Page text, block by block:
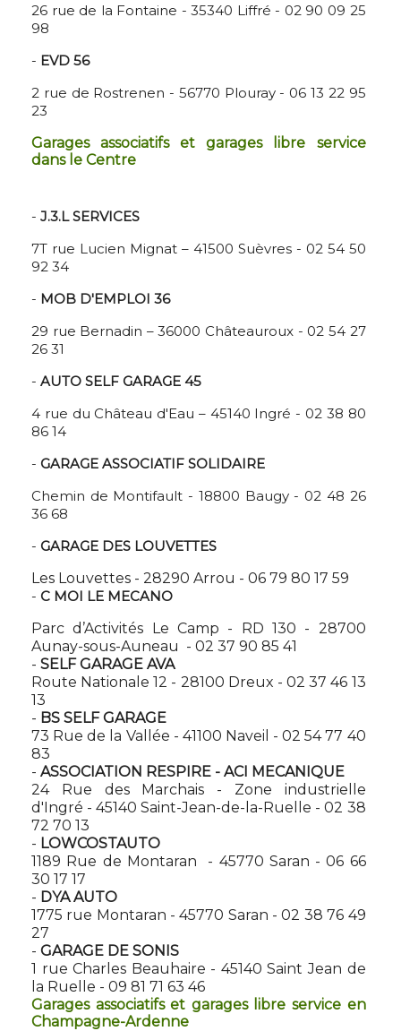
26 rue de la Fontaine - 35340 Liffré - 02 90 09 25
98
- EVD 56
2 rue de Rostrenen - 56770 Plouray - 06 13 22 95
23
Garages associatifs et garages libre service
dans le Centre
- J.3.L SERVICES
7T rue Lucien Mignat – 41500 Suèvres - 02 54 50
92 34
- MOB D'EMPLOI 36
29 rue Bernadin – 36000 Châteauroux - 02 54 27
26 31
- AUTO SELF GARAGE 45
4 rue du Château d'Eau – 45140 Ingré - 02 38 80
86 14
- GARAGE ASSOCIATIF SOLIDAIRE
Chemin de Montifault - 18800 Baugy - 02 48 26
36 68
- GARAGE DES LOUVETTES
Les Louvettes - 28290 Arrou - 06 79 80 17 59
- C MOI LE MECANO
Parc d’Activités Le Camp - RD 130 - 28700
Aunay-sous-Auneau - 02 37 90 85 41
- SELF GARAGE AVA
Route Nationale 12 - 28100 Dreux - 02 37 46 13
13
- BS SELF GARAGE
73 Rue de la Vallée - 41100 Naveil - 02 54 77 40
83
- ASSOCIATION RESPIRE - ACI MECANIQUE
24 Rue des Marchais - Zone industrielle
d'Ingré - 45140 Saint-Jean-de-la-Ruelle - 02 38
72 70 13
- LOWCOSTAUTO
1189 Rue de Montaran - 45770 Saran - 06 66
30 17 17
- DYA AUTO
1775 rue Montaran - 45770 Saran - 02 38 76 49
27
- GARAGE DE SONIS
1 rue Charles Beauhaire - 45140 Saint Jean de
la Ruelle - 09 81 71 63 46
Garages associatifs et garages libre service en
Champagne-Ardenne